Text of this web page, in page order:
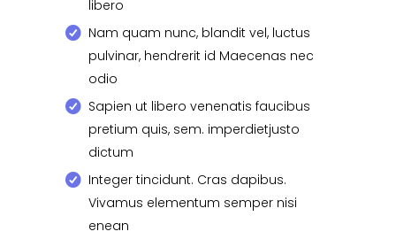
libero
Nam quam nunc, blandit vel, luctus
pulvinar, hendrerit id Maecenas nec
odio
Sapien ut libero venenatis faucibus
pretium quis, sem. imperdietjusto
dictum
Integer tincidunt. Cras dapibus.
Vivamus elementum semper nisi
enean